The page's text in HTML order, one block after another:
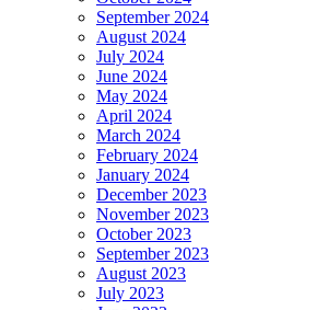
September 2024
August 2024
July 2024
June 2024
May 2024
April 2024
March 2024
February 2024
January 2024
December 2023
November 2023
October 2023
September 2023
August 2023
July 2023